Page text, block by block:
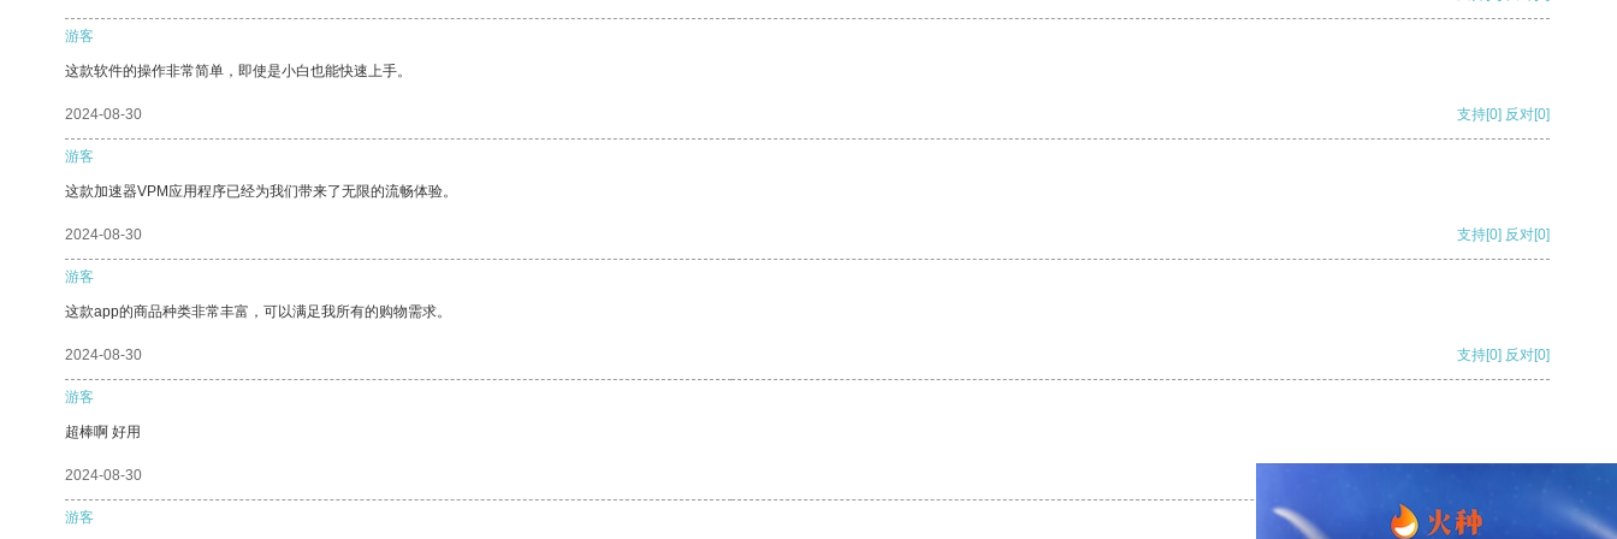
游客
这款软件的操作非常简单，即使是小白也能快速上手。
2024-08-30 支持[0] 反对[0]
游客
这款加速器VPM应用程序已经为我们带来了无限的流畅体验。
2024-08-30 支持[0] 反对[0]
游客
这款app的商品种类非常丰富，可以满足我所有的购物需求。
2024-08-30 支持[0] 反对[0]
游客
超棒啊 好用
2024-08-30
游客